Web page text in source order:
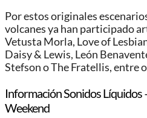
Por estos originales
volcanes ya han participado
Vetusta Morla, Love of
Daisy & Lewis, León
Stefson o The Fratellis, entre
Información Sonidos Líquidos
Weekend